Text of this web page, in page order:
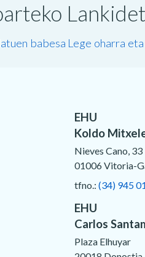
babesa Lege oharra
EHU
Koldo
Nieves Cano, 33
01006 Vitoria-
tfno.: (34) 945
EHU
Carlos
Plaza Elhuyar